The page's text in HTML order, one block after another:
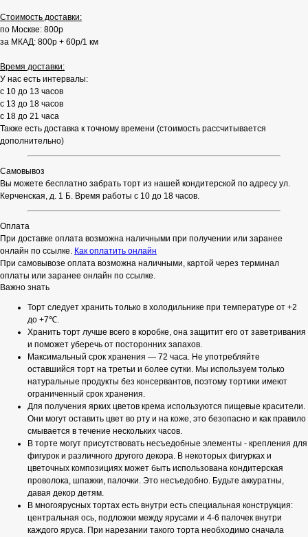
Стоимость доставки:
по Москве: 800р
за МКАД: 800р + 60р/1 км
Время доставки:
У нас есть интервалы:
с 10 до 13 часов
с 13 до 18 часов
с 18 до 21 часа
Также есть доставка к точному времени (стоимость рассчитывается
дополнительно)
Самовывоз
Вы можете бесплатно забрать торт из нашей кондитерской по адресу ул.
Керченская, д. 1 Б. Время работы с 10 до 18 часов.
Оплата
При доставке оплата возможна наличными при получении или заранее
онлайн по ссылке. Как оплатить онлайн
При самовывозе оплата возможна наличными, картой через терминал
оплаты или заранее онлайн по ссылке.
Важно знать
Торт следует хранить только в холодильнике при температуре от +2
до +7℃.
Хранить торт лучше всего в коробке, она защитит его от заветривания
и поможет уберечь от посторонних запахов.
Максимальный срок хранения — 72 часа. Не употребляйте
оставшийся торт на третьи и более сутки. Мы используем только
натуральные продукты без консервантов, поэтому тортики имеют
ограниченный срок хранения.
Для получения ярких цветов крема используются пищевые красители.
Они могут оставить цвет во рту и на коже, это безопасно и как правило
смывается в течение нескольких часов.
В торте могут присутствовать несъедобные элементы - крепления для
фигурок и различного другого декора. В некоторых фигурках и
цветочных композициях может быть использована кондитерская
проволока, шпажки, палочки. Это несъедобно. Будьте аккуратны,
давая декор детям.
В многоярусных тортах есть внутри есть специальная конструкция:
центральная ось, подложки между ярусами и 4-6 палочек внутри
каждого яруса. При нарезании такого торта необходимо сначала